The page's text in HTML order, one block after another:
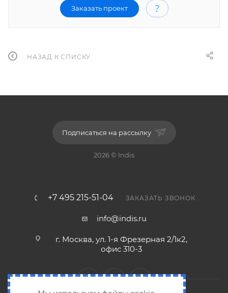
Заказать проект
НАЗАД К СПИСКУ
Подписаться на рассылку
2026 © Indis
+7 495 215-51-04 ЗАКАЗАТЬ ЗВОНОК
info@indis.ru
г. Москва, ул. 1-я Фрезерная 2/1к2,
офис 310-3